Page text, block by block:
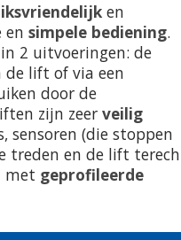
en
en simpele bediening.
2 uitvoeringen: de
de lift of via een
door de
zijn zeer veilig
sensoren (die stoppen
treden en de lift
met geprofileerde